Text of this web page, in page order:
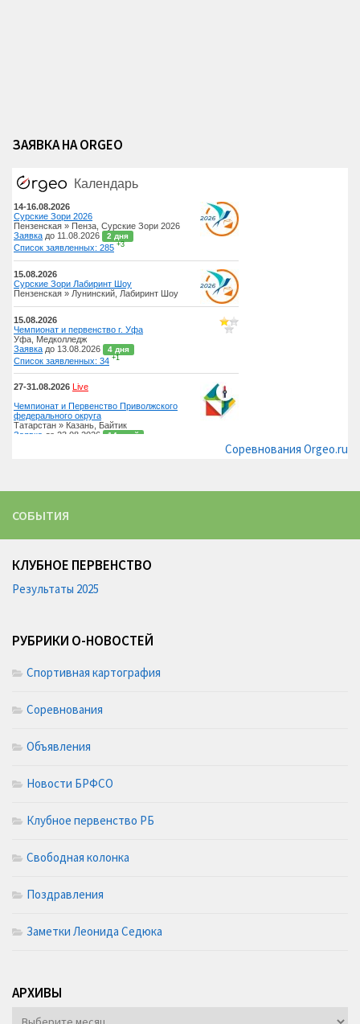
ЗАЯВКА НА ORGEO
Соревнования Orgeo.ru
СОБЫТИЯ
КЛУБНОЕ ПЕРВЕНСТВО
Результаты 2025
РУБРИКИ О-НОВОСТЕЙ
Спортивная картография
Соревнования
Объявления
Новости БРФСО
Клубное первенство РБ
Свободная колонка
Поздравления
Заметки Леонида Седюка
АРХИВЫ
АРХИВЫ